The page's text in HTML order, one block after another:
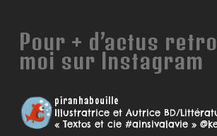
Pour + d’actus
moi sur Instagram
piranhabouille
Illustratrice et Autrice BD/
« Textos et cie #ainsivalavie »